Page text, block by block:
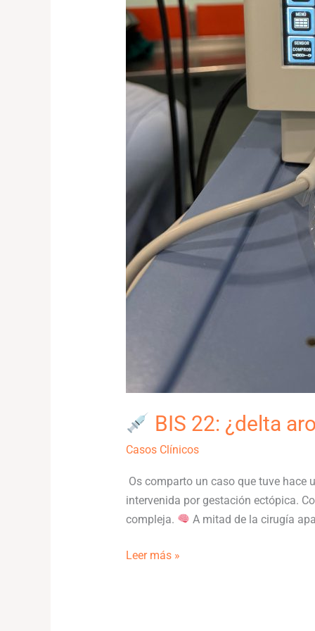
BIS 22: ¿delta
Casos Clínicos
Os comparto un caso que tuve hace
intervenida por gestación ectópica.
compleja.
A mitad de la cirugía
Leer más »